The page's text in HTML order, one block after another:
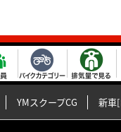
YMスクープCG 新車